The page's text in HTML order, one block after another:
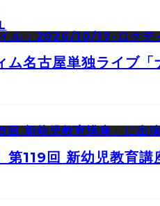
ム名古屋単独ライブ
第119回 新幼児教育講